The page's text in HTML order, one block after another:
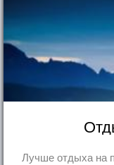
Лучше отдыха на